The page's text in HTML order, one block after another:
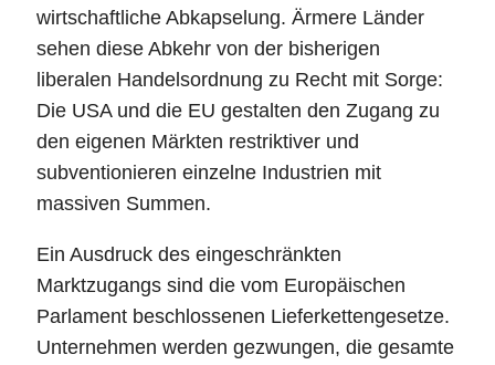
wirtschaftliche Abkapselung. Ärmere Länder
sehen diese Abkehr von der bisherigen
liberalen Handelsordnung zu Recht mit Sorge:
Die USA und die EU gestalten den Zugang zu
den eigenen Märkten restriktiver und
subventionieren einzelne Industrien mit
massiven Summen.
Ein Ausdruck des eingeschränkten
Marktzugangs sind die vom Europäischen
Parlament beschlossenen Lieferkettengesetze.
Unternehmen werden gezwungen, die gesamte